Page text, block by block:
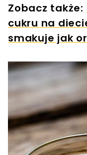
Zobacz także:
cukru na
smakuje jak